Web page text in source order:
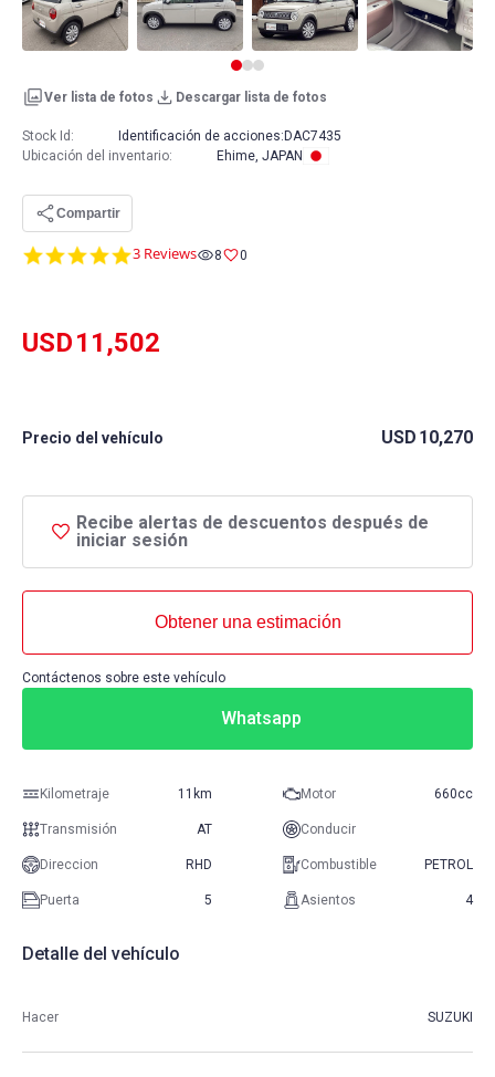
Ver lista de fotos Descargar lista de fotos
5.0
3 Reviews 8 0
USD11,502
Precio del vehículo USD 10,270
Recibe alertas de descuentos después de
iniciar sesión
Obtener una estimación
Contáctenos sobre este vehículo
Whatsapp
Kilometraje 11km Motor 660cc
Transmisión AT Conducir
Direccion RHD Combustible PETROL
Puerta 5 Asientos 4
Stock Id: Identificación de acciones: DAC7435
Ubicación del inventario: Ehime, JAPAN
Compartir
Detalle del vehículo
Hacer SUZUKI